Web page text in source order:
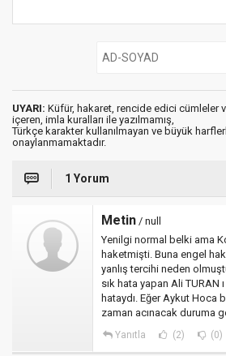
UYARI: Küfür, hakaret, rencide edici cümleler
içeren, imla kuralları ile yazılmamış,
Türkçe karakter kullanılmayan ve büyük
onaylanmamaktadır.
1 Yorum
Metin / null
Yenilgi normal belki ama
haketmişti. Buna engel
yanlış tercihi neden
sık hata yapan Ali TURAN
hataydı. Eğer Aykut Hoca
zaman acınacak duruma
Yanıtla (2) (0)